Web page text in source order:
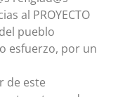
al PROYECTO
pueblo
esfuerzo, por un
de este